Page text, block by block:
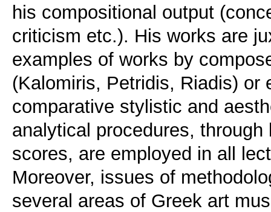
his compositional output
criticism etc.). His works are
examples of works by
(Kalomiris, Petridis, Riadis)
comparative stylistic and
analytical procedures,
scores, are employed in all
Moreover, issues of
several areas of Greek art